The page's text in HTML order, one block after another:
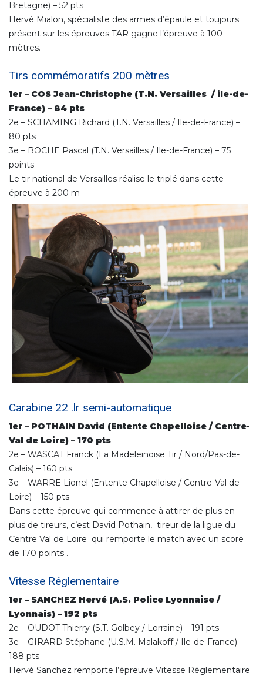
Bretagne) – 52 pts
Hervé Mialon, spécialiste des armes d’épaule et toujours
présent sur les épreuves TAR gagne l’épreuve à 100
mètres.
Tirs commémoratifs 200 mètres
1er – COS Jean-Christophe (T.N. Versailles / ile-de-
France) – 84 pts
2e – SCHAMING Richard (T.N. Versailles / Ile-de-France) –
80 pts
3e – BOCHE Pascal (T.N. Versailles / Ile-de-France) – 75
points
Le tir national de Versailles réalise le triplé dans cette
épreuve à 200 m
Carabine 22 .lr semi-automatique
1er – POTHAIN David (Entente Chapelloise / Centre-
Val de Loire) – 170 pts
2e – WASCAT Franck (La Madeleinoise Tir / Nord/Pas-de-
Calais) – 160 pts
3e – WARRE Lionel (Entente Chapelloise / Centre-Val de
Loire) – 150 pts
Dans cette épreuve qui commence à attirer de plus en
plus de tireurs, c’est David Pothain, tireur de la ligue du
Centre Val de Loire qui remporte le match avec un score
de 170 points .
Vitesse Réglementaire
1er – SANCHEZ Hervé (A.S. Police Lyonnaise /
Lyonnais) – 192 pts
2e – OUDOT Thierry (S.T. Golbey / Lorraine) – 191 pts
3e – GIRARD Stéphane (U.S.M. Malakoff / Ile-de-France) –
188 pts
Hervé Sanchez remporte l’épreuve Vitesse Réglementaire